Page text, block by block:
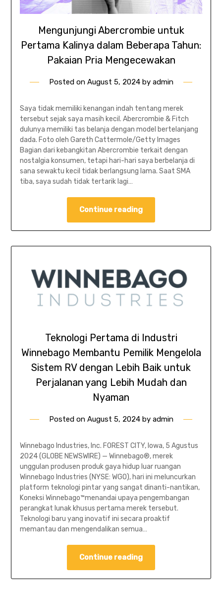
Mengunjungi Abercrombie untuk
Pertama Kalinya dalam Beberapa Tahun:
Pakaian Pria Mengecewakan
Posted on August 5, 2024by admin
Saya tidak memiliki kenangan indah tentang merek
tersebut sejak saya masih kecil. Abercrombie & Fitch
dulunya memiliki tas belanja dengan model bertelanjang
dada. Foto oleh Gareth Cattermole/Getty Images
Bagian dari kebangkitan Abercrombie terkait dengan
nostalgia konsumen, tetapi hari-hari saya berbelanja di
sana sewaktu kecil tidak berlangsung lama. Saat SMA
tiba, saya sudah tidak tertarik lagi…
Continue reading
Teknologi Pertama di Industri
Winnebago Membantu Pemilik Mengelola
Sistem RV dengan Lebih Baik untuk
Perjalanan yang Lebih Mudah dan
Nyaman
Posted on August 5, 2024by admin
Winnebago Industries, Inc. FOREST CITY, Iowa, 5 Agustus
2024 (GLOBE NEWSWIRE) — Winnebago®, merek
unggulan produsen produk gaya hidup luar ruangan
Winnebago Industries (NYSE: WGO), hari ini meluncurkan
platform teknologi pintar yang sangat dinanti-nantikan,
Koneksi Winnebago™menandai upaya pengembangan
perangkat lunak khusus pertama merek tersebut.
Teknologi baru yang inovatif ini secara proaktif
memantau dan mengendalikan semua…
Continue reading